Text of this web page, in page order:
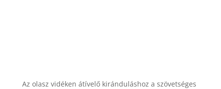
Az olasz vidéken átívelő kiránduláshoz a szövetséges